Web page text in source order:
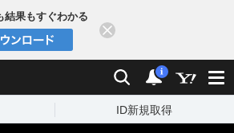
結果もすぐわかる
検索 通知
i
ID新規取得